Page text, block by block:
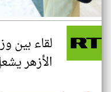
لقاء بين
الأزهر